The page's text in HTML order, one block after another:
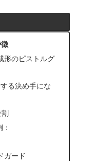
形のピストルグ
る決め手にな
ガード